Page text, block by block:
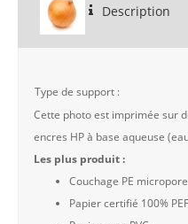
Description
Type de support :
Cette photo est imprimée sur
encres HP à base aqueuse
Les plus produit :
Couchage PE
Papier certifié 100%